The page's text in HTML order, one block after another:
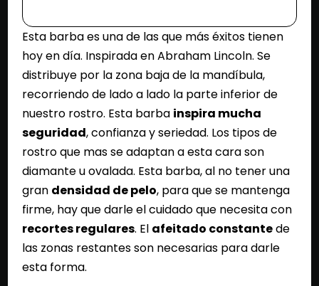
Esta barba es una de las que más éxitos tienen
hoy en día. Inspirada en Abraham Lincoln. Se
distribuye por la zona baja de la mandíbula,
recorriendo de lado a lado la parte inferior de
nuestro rostro. Esta barba inspira mucha
seguridad, confianza y seriedad. Los tipos de
rostro que mas se adaptan a esta cara son
diamante u ovalada. Esta barba, al no tener una
gran densidad de pelo, para que se mantenga
firme, hay que darle el cuidado que necesita con
recortes regulares. El afeitado constantede
las zonas restantes son necesarias para darle
esta forma.